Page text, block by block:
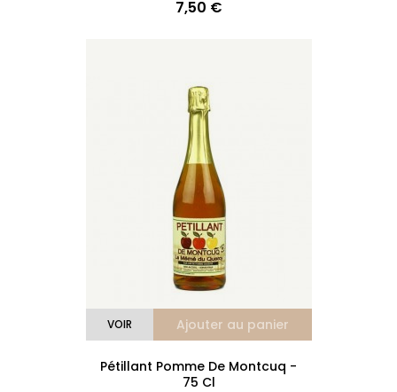
Prix
7,50 €
Ajouter au panier
VOIR
Pétillant Pomme De Montcuq -
75 Cl